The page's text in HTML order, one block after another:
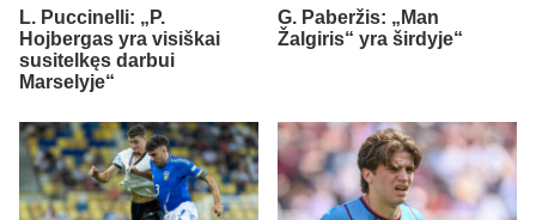
L. Puccinelli: „P.
Hojbergas yra visiškai
susitelkęs darbui
Marselyje“
G. Paberžis: „Man
Žalgiris“ yra širdyje“